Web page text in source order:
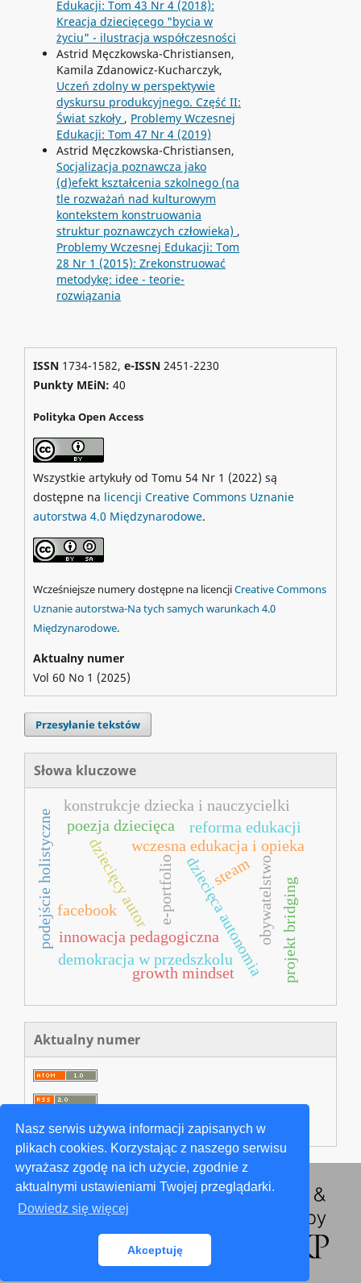
Nasz serwis używa informacji zapisanych w
plikach cookies. Korzystając z naszego serwisu
wyrażasz zgodę na ich użycie, zgodnie z
aktualnymi ustawieniami Twojej przeglądarki.
Dowiedz się więcej
Akceptuję
Edukacji: Tom 43 Nr 4 (2018):
Kreacja dziecięcego "bycia w
życiu" - ilustracja współczesności
Astrid Męczkowska-Christiansen,
Kamila Zdanowicz-Kucharczyk,
Uczeń zdolny w perspektywie
dyskursu produkcyjnego. Część II:
Świat szkoły , Problemy Wczesnej
Edukacji: Tom 47 Nr 4 (2019)
Astrid Męczkowska-Christiansen,
Socjalizacja poznawcza jako
(d)efekt kształcenia szkolnego (na
tle rozważań nad kulturowym
kontekstem konstruowania
struktur poznawczych człowieka) ,
Problemy Wczesnej Edukacji: Tom
28 Nr 1 (2015): Zrekonstruować
metodykę: idee - teorie-
rozwiązania
ISSN1734-1582, e-ISSN2451-2230
Punkty MEiN: 40
Polityka Open Access
Wszystkie artykuły od Tomu 54 Nr 1 (2022) są
dostępne na licencji Creative Commons Uznanie
autorstwa 4.0 Międzynarodowe.
Wcześniejsze numery dostępne na licencjiCreative Commons
Uznanie autorstwa-Na tych samych warunkach 4.0
Międzynarodowe.
Aktualny numer
Vol 60 No 1 (2025)
Przesyłanie tekstów
Słowa kluczowe
wczesna edukacja i opieka
dziecięca autonomia
demokracja w przedszkolu
innowacja pedagogiczna
dziecięcy autor
poezja dziecięca
konstrukcje dziecka i nauczycielki
steam
podejście holistyczne obywatelstwoprojekt bridging
reforma edukacji
growth mindset
e-portfolio
facebook
Aktualny numer